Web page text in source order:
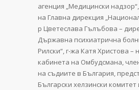
агенция „Медицински
на Главна дирекция
р Цветеслава Гълъбова –
Държавна психиатрична
Рилски“, г-жа Катя Христова –
кабинета на Омбудсмана,
на съдиите в България,
Български хелзински комитет